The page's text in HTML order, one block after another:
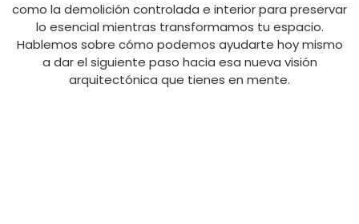
como la demolición controlada e interior para preservar
lo esencial mientras transformamos tu espacio.
Hablemos sobre cómo podemos ayudarte hoy mismo
a dar el siguiente paso hacia esa nueva visión
arquitectónica que tienes en mente.